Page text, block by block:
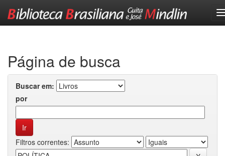
Página de busca
Buscar em:
por
Filtros correntes: